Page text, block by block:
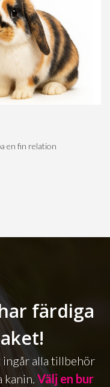
en fin relation
färdiga
ingår alla tillbehör
kanin. Välj en bur